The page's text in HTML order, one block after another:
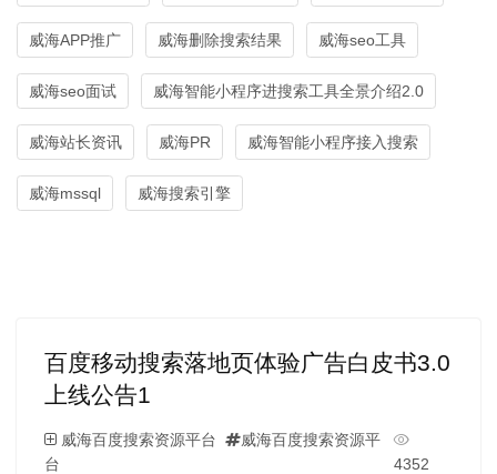
威海APP推广 威海删除搜索结果 威海seo工具
威海seo面试 威海智能小程序进搜索工具全景介绍2.0
威海站长资讯 威海PR 威海智能小程序接入搜索
威海mssql 威海搜索引擎
百度移动搜索落地页体验广告白皮书3.0
上线公告1
威海百度搜索资源平台
威海百度搜索资源平
台
4352